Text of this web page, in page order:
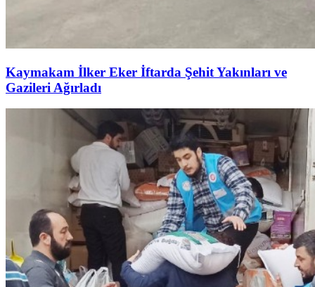
Kaymakam İlker Eker İftarda Şehit Yakınları ve
Gazileri Ağırladı